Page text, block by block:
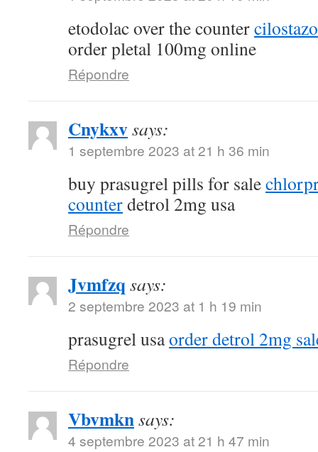
etodolac over the counter
order pletal 100mg online
Répondre
Cnykxvsays:
1 septembre 2023 at 21 h 36 min
buy prasugrel pills for sale
counterdetrol 2mg usa
Répondre
Jvmfzq says:
2 septembre 2023 at 1 h 19 min
prasugrel usaorder detrol 2mg
Répondre
Vbvmknsays:
4 septembre 2023 at 21 h 47 min